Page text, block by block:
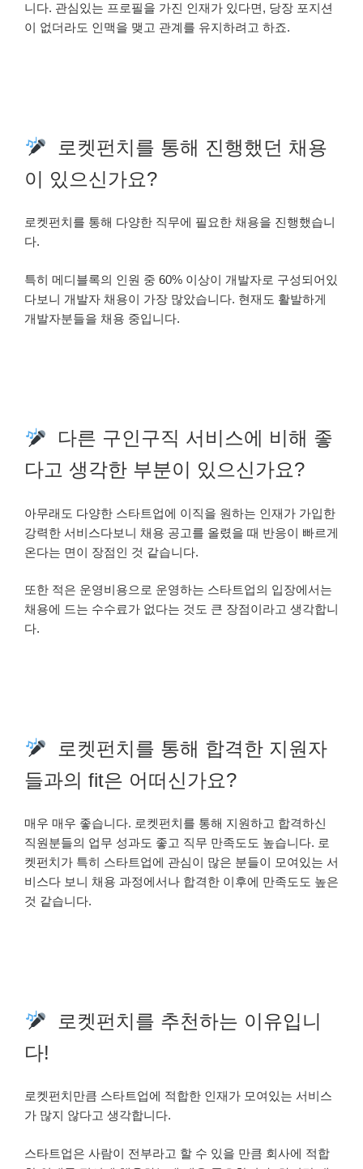
니다. 관심있는 프로필을 가진 인재가 있다면, 당장 포지션
이 없더라도 인맥을 맺고 관계를 유지하려고 하죠.
로켓펀치를 통해 진행했던 채용
이 있으신가요?
로켓펀치를 통해 다양한 직무에 필요한 채용을 진행했습니
다.
특히 메디블록의 인원 중 60% 이상이 개발자로 구성되어있
다보니 개발자 채용이 가장 많았습니다. 현재도 활발하게
개발자분들을 채용 중입니다.
다른 구인구직 서비스에 비해 좋
다고 생각한 부분이 있으신가요?
아무래도 다양한 스타트업에 이직을 원하는 인재가 가입한
강력한 서비스다보니 채용 공고를 올렸을 때 반응이 빠르게
온다는 면이 장점인 것 같습니다.
또한 적은 운영비용으로 운영하는 스타트업의 입장에서는
채용에 드는 수수료가 없다는 것도 큰 장점이라고 생각합니
다.
로켓펀치를 통해 합격한 지원자
들과의 fit은 어떠신가요?
매우 매우 좋습니다. 로켓펀치를 통해 지원하고 합격하신
직원분들의 업무 성과도 좋고 직무 만족도도 높습니다. 로
켓펀치가 특히 스타트업에 관심이 많은 분들이 모여있는 서
비스다 보니 채용 과정에서나 합격한 이후에 만족도도 높은
것 같습니다.
로켓펀치를 추천하는 이유입니
다!
로켓펀치만큼 스타트업에 적합한 인재가 모여있는 서비스
가 많지 않다고 생각합니다.
스타트업은 사람이 전부라고 할 수 있을 만큼 회사에 적합